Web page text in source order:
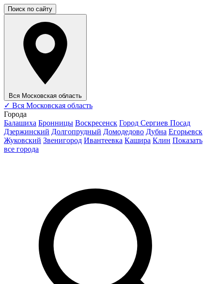
Поиск по сайту
Вся Московская область
✓ Вся Московская область
Города
Балашиха Бронницы Воскресенск Город Сергиев Посад
Дзержинский Долгопрудный Домодедово Дубна Егорьевск
Жуковский Звенигород Ивантеевка Кашира Клин Показать
все города